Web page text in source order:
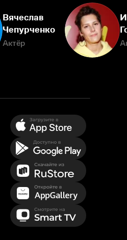
Вячеслав
Чепурченко
Актёр